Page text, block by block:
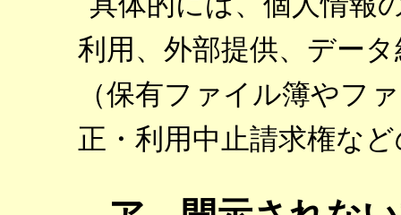
利用、外部提供、デー
（保有ファイル簿やフ
正・利用中止請求権な